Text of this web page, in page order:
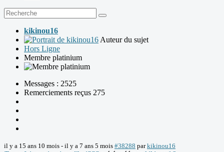
kikinou16
Auteur du sujet
Hors Ligne
Membre platinium
Messages : 2525
Remerciements reçus 275
il y a 15 ans 10 mois - il y a 7 ans 5 mois #38288 parkikinou16